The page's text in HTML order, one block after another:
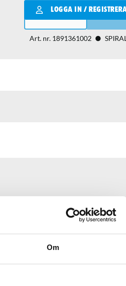
Om
LOGGA IN /
Qantity
Art. nr. 1891361002